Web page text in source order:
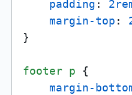
padding :
margin-top :
}
footer p {
margin-